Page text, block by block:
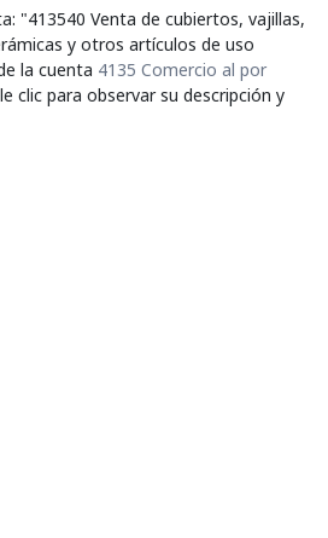
"413540 Venta de cubiertos, vajillas,
y otros artículos de uso
la cuenta 4135 Comercio al por
clic para observar su descripción y